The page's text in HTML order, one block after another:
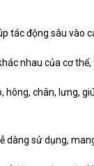
tác động sâu vào
nhau của cơ
hông, chân, lưng,
sử dụng,